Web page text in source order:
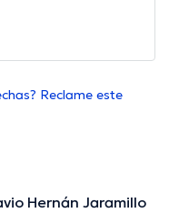
Reclame este
Hernán Jaramillo